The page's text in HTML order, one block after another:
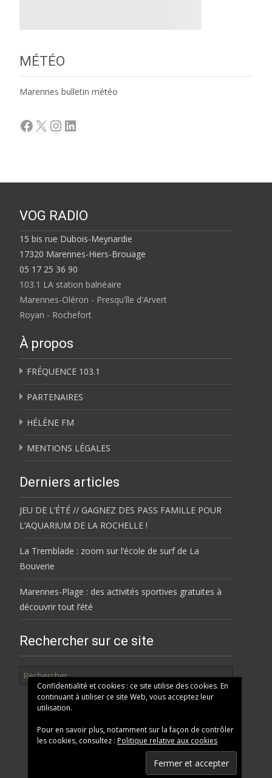
MÉTÉO
Marennes bulletin météo
Facebook
X Instagram
LinkedIn
VOG RADIO
15 bis rue Dubois-Meynardie
17320 Marennes-Hiers-Brouage
05 17 25 36 90
103.1 LA station balnéaire
Marennes-Oléron - Presqu'île d'Arvert
Royan - Rochefort
À propos
FRÉQUENCE 103.1
PARTENAIRES
HÉLÈNE FM
MENTIONS LÉGALES
Derniers articles
JEU DE L’ÉTÉ // GAGNEZ DES PASS FAMILLE POUR
L’AQUARIUM DE LA ROCHELLE !
La Tremblade : zoom sur l’école de surf de La
Bouverie
Marennes-Plage : des activités sportives gratuites à
découvrir tout l’été
Rechercher sur ce site
Confidentialité et cookies : ce site utilise des cookies. En
continuant à utiliser ce site Web, vous acceptez leur
utilisation.
Pour en savoir plus, notamment sur la façon de contrôler
les cookies, consultez : Politique relative aux cookies